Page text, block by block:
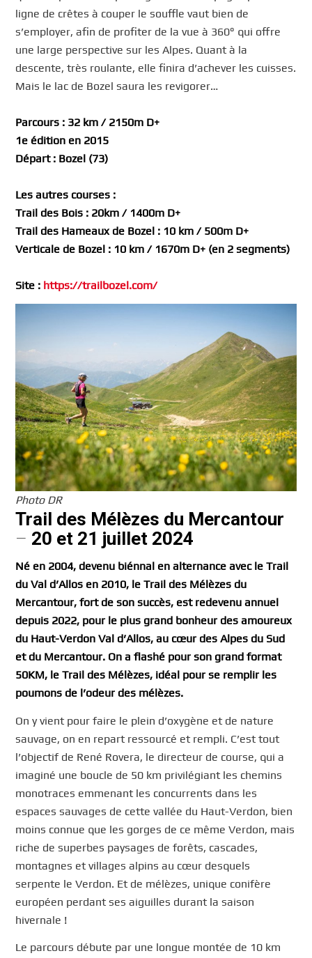
ligne de crêtes à couper le souffle vaut bien de
s’employer, afin de profiter de la vue à 360° qui offre
une large perspective sur les Alpes. Quant à la
descente, très roulante, elle finira d’achever les cuisses.
Mais le lac de Bozel saura les revigorer…
Parcours : 32 km / 2150m D+
1e édition en 2015
Départ : Bozel (73)
Les autres courses :
Trail des Bois : 20km / 1400m D+
Trail des Hameaux de Bozel : 10 km / 500m D+
Verticale de Bozel : 10 km / 1670m D+ (en 2 segments)
Site : https://trailbozel.com/
Photo DR
Trail des Mélèzes du Mercantour
– 20 et 21 juillet 2024
Né en 2004, devenu biénnal en alternance avec le Trail
du Val d’Allos en 2010, le Trail des Mélèzes du
Mercantour, fort de son succès, est redevenu annuel
depuis 2022, pour le plus grand bonheur des amoureux
du Haut-Verdon Val d’Allos, au cœur des Alpes du Sud
et du Mercantour. On a flashé pour son grand format
50KM, le Trail des Mélèzes, idéal pour se remplir les
poumons de l’odeur des mélèzes.
On y vient pour faire le plein d’oxygène et de nature
sauvage, on en repart ressourcé et rempli. C’est tout
l’objectif de René Rovera, le directeur de course, qui a
imaginé une boucle de 50 km privilégiant les chemins
monotraces emmenant les concurrents dans les
espaces sauvages de cette vallée du Haut-Verdon, bien
moins connue que les gorges de ce même Verdon, mais
riche de superbes paysages de forêts, cascades,
montagnes et villages alpins au cœur desquels
serpente le Verdon. Et de mélèzes, unique conifère
européen perdant ses aiguilles durant la saison
hivernale !
Le parcours débute par une longue montée de 10 km